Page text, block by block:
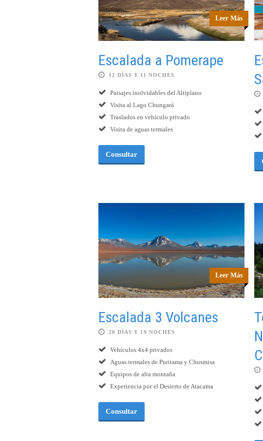
Leer Más
Escalada a Pomerape
12 DÍAS Y 11 NOCHES
Paisajes inolvidables del Altiplano
Visita al Lago Chungará
Traslados en vehículo privado
Visita de aguas termales
Consultar
Leer Más
Escalada 3 Volcanes
20 DÍAS Y 19 NOCHES
Vehículos 4x4 privados
Aguas termales de Puritama y Chusmisa
Equipos de alta montaña
Experiencia por el Desierto de Atacama
Consultar